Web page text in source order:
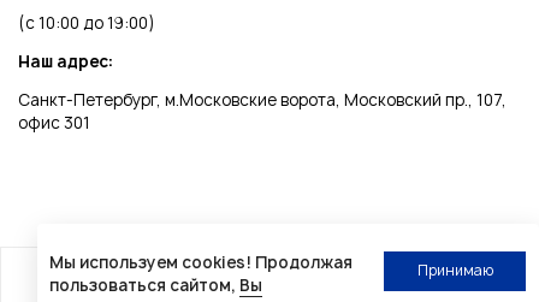
(с 10:00 до 19:00)
Наш адрес:
Санкт-Петербург, м.Московские ворота, Московский пр., 107,
офис 301
© 2015-2026, ООО «Центр списания долгов» (ОГРН
1157847299884, ИНН 7842061423, адрес: 191036, Санкт-
Мы используем cookies! Продолжая
пользоваться сайтом, Вы
Принимаю